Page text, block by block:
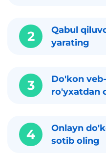
2
Qabul
yarating
3
Do'kon
ro'yxatdan
4
Onlayn
sotib oling